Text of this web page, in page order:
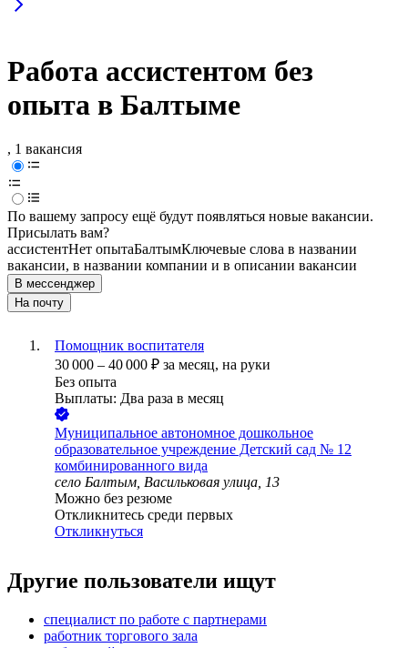
Работа ассистентом без
опыта в Балтыме
, 1 вакансия
По вашему запросу ещё будут появляться новые вакансии.
Присылать вам?
ассистентНет опытаБалтымКлючевые слова в названии
вакансии, в названии компании и в описании вакансии
В мессенджер
На почту
Помощник воспитателя
30 000 – 40 000 ₽ за месяц, на руки
Без опыта
Выплаты: Два раза в месяц
Муниципальное автономное дошкольное
образовательное учреждение Детский сад № 12
комбинированного вида
село Балтым, Васильковая улица, 13
Можно без резюме
Откликнитесь среди первых
Откликнуться
Другие пользователи ищут
специалист по работе с партнерами
работник торгового зала